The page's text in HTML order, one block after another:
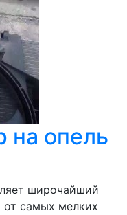
на опель
широчайший
от самых мелких